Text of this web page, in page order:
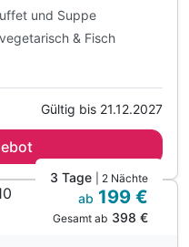
und Suppe
& Fisch
und Suppe
& Fisch
(60 Min.)*
Gültig bis 21.12.2027
3 Tage | 2 Nächte
ab 199 €
Gesamt ab 398 €